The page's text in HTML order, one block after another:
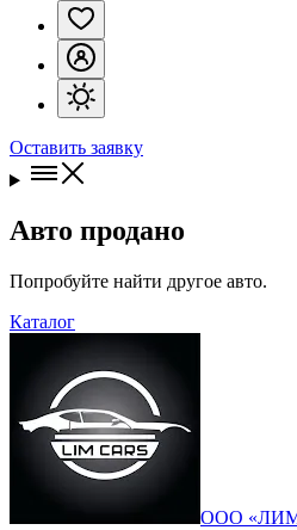
Оставить заявку
Авто продано
Попробуйте найти другое авто.
Каталог
ООО